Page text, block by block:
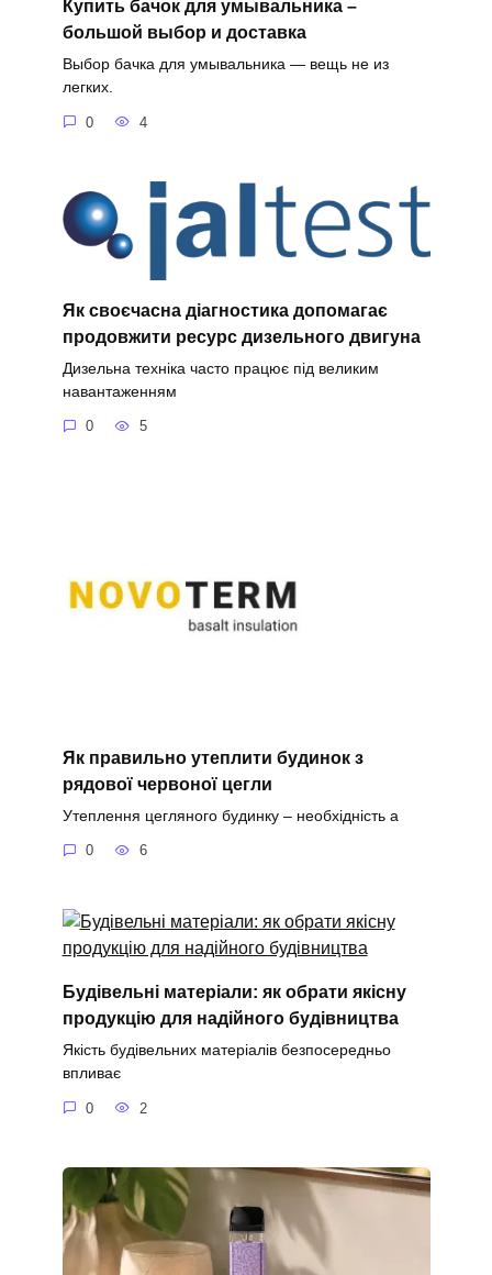
Купить бачок для умывальника –
большой выбор и доставка
Выбор бачка для умывальника — вещь не из
легких.
0 4
Як своєчасна діагностика допомагає
продовжити ресурс дизельного двигуна
Дизельна техніка часто працює під великим
навантаженням
0 5
Як правильно утеплити будинок з
рядової червоної цегли
Утеплення цегляного будинку – необхідність а
0 6
Будівельні матеріали: як обрати якісну
продукцію для надійного будівництва
Якість будівельних матеріалів безпосередньо
впливає
0 2